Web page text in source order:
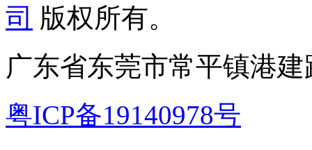
司 版权所有。
广东省东莞市常平镇港建
粤ICP备19140978号